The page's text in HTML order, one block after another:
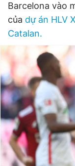
Đọc Thanh
Theo dõi báo trên
Hotline
0906 645 777
Đặt báo Quảng
Barcelona vào
của dự án HLV
Catalan.